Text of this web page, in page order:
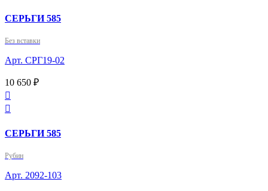
СЕРЬГИ 585
Без вставки
Арт. СРГ19-02
10 650 ₽


СЕРЬГИ 585
Рубин
Арт. 2092-103